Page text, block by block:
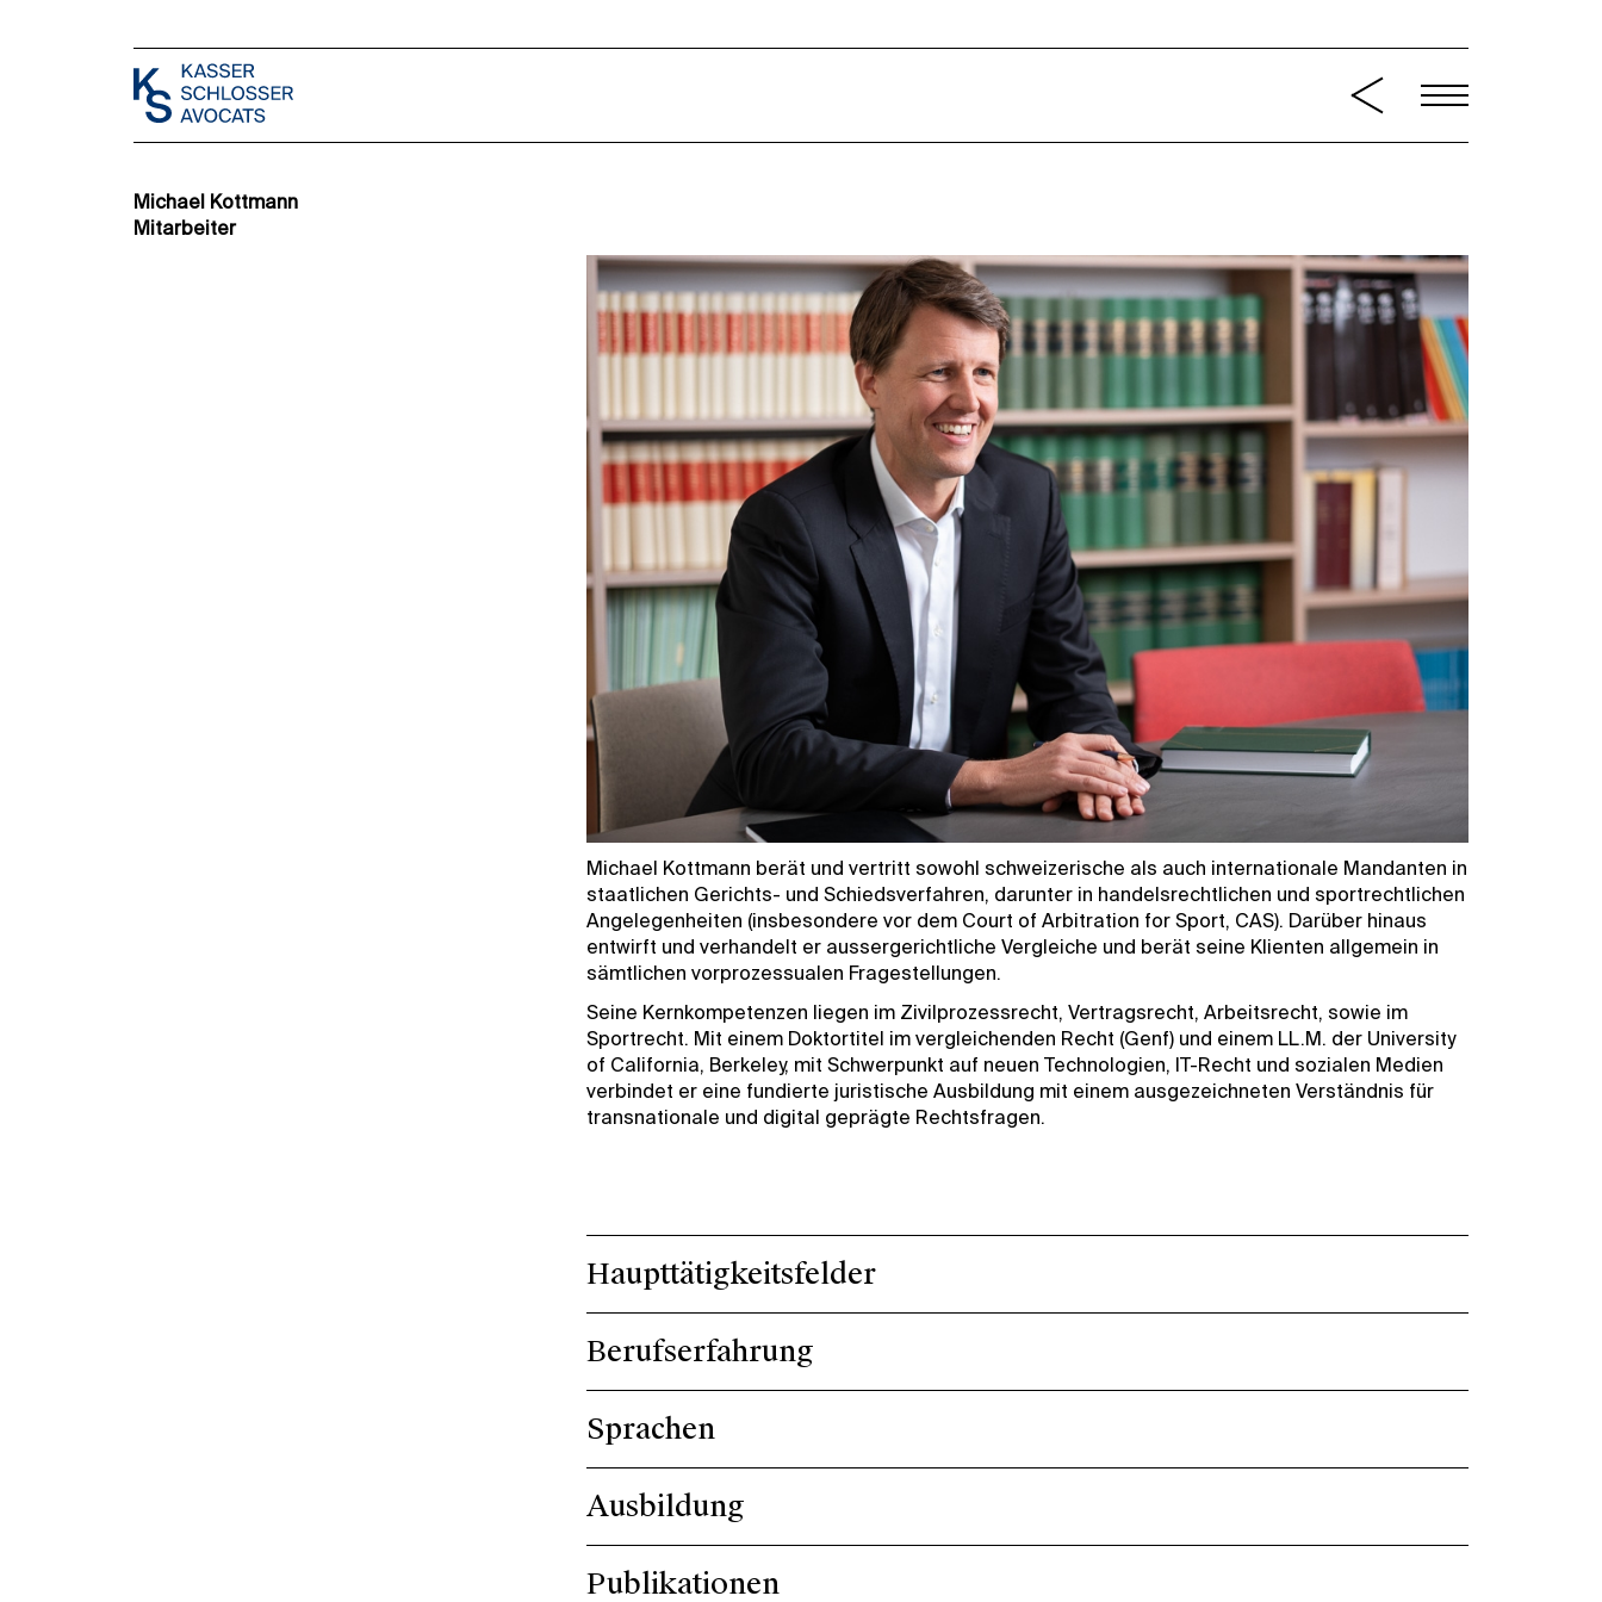
Michael Kottmann
Mitarbeiter
Michael Kottmann berät und vertritt sowohl schweizerische als auch internationale Mandanten in
staatlichen Gerichts- und Schiedsverfahren, darunter in handelsrechtlichen und sportrechtlichen
Angelegenheiten (insbesondere vor dem Court of Arbitration for Sport, CAS). Darüber hinaus
entwirft und verhandelt er aussergerichtliche Vergleiche und berät seine Klienten allgemein in
sämtlichen vorprozessualen Fragestellungen.
Seine Kernkompetenzen liegen im Zivilprozessrecht, Vertragsrecht, Arbeitsrecht, sowie im
Sportrecht. Mit einem Doktortitel im vergleichenden Recht (Genf) und einem LL.M. der University
of California, Berkeley, mit Schwerpunkt auf neuen Technologien, IT-Recht und sozialen Medien
verbindet er eine fundierte juristische Ausbildung mit einem ausgezeichneten Verständnis für
transnationale und digital geprägte Rechtsfragen.
Haupttätigkeitsfelder
Berufserfahrung
Sprachen
Ausbildung
Publikationen